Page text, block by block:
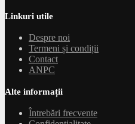
Linkuri utile
Despre noi
Termeni și condiții
Contact
ANPC
Alte informații
Întrebări frecvente